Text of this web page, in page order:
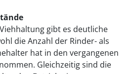
gibt es deutliche
die Anzahl der Rinder- als
hat in den vergangenen
Gleichzeitig sind die